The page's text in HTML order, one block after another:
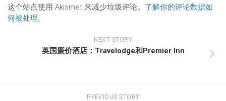
这个站点使用 Akismet 来减少垃圾评论。 了解你的评论数据如
何被处理。
NEXT STORY
英国廉价酒店：Travelodge和Premier Inn
PREVIOUS STORY